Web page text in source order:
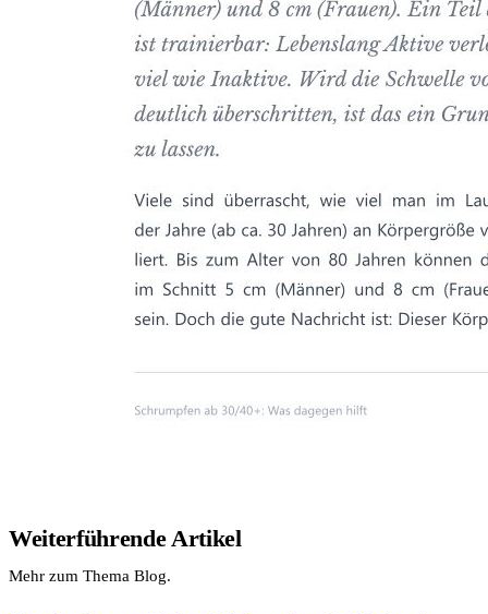
Weiterführende Artikel
Mehr zum Thema Blog.